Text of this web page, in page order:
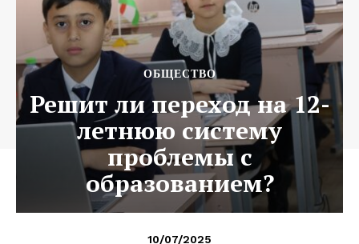
ОБЩЕСТВО
Решит ли переход на 12-
летнюю систему
проблемы с
образованием?
10/07/2025